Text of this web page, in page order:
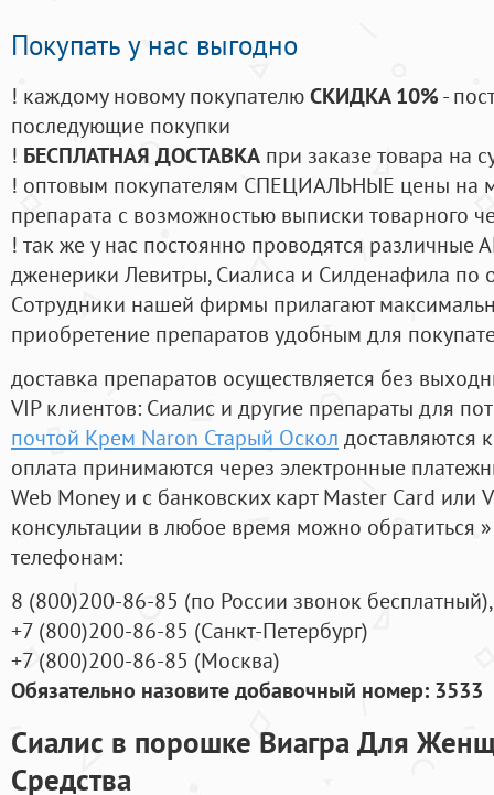
Покупать у нас выгодно
! каждому новому покупателюСКИДКА 10%-
последующие покупки
! БЕСПЛАТНАЯ ДОСТАВКА при заказе товара на
! оптовым покупателям СПЕЦИАЛЬНЫЕ цены на
препарата с возможностью выписки товарного
! так же у нас постоянно проводятся
дженерики Левитры, Сиалиса и Силденафила по
Cотрудники нашей фирмы прилагают
приобретение препаратов удобным для
доставка препаратов осуществляется без
VIP клиентов: Сиалис и другие препараты для
почтой Крем Naron Старый Оскол доставляются
оплата принимаются через электронные
Web Money и с банковских карт Master Card или
консультации в любое время можно обратиться
телефонам:
8 (800)200-86-85 (по России звонок бесплатный),
+7 (800)200-86-85 (Санкт-Петербург)
+7 (800)200-86-85 (Москва)
Обязательно назовите добавочный номер: 3533
Сиалис в порошке Виагра Для
Средства